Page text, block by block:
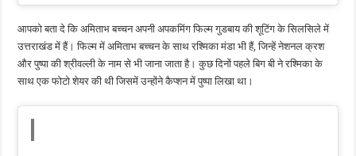
आपको बता दे कि अमिताभ बच्चन अपनी अपकमिंग फिल्म गुडबाय की शूटिंग के सिलसिले में
उत्तराखंड में हैं। फिल्म में अमिताभ बच्चन के साथ रश्मिका मंडा भी हैं, जिन्हें नेशनल क्रश
और पुष्पा की श्रीवल्ली के नाम से भी जाना जाता है। कुछ दिनों पहले बिग बी ने रश्मिका के
साथ एक फोटो शेयर की थी जिसमें उन्होंने कैप्शन में पुष्पा लिखा था।